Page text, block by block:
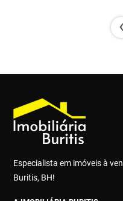
‹
Especialista em imóveis à
Buritis, BH!